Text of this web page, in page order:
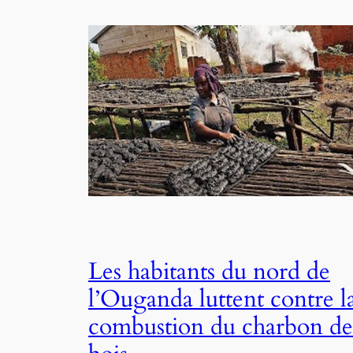
Les habitants du nord de
l’Ouganda luttent contre
combustion du charbon de